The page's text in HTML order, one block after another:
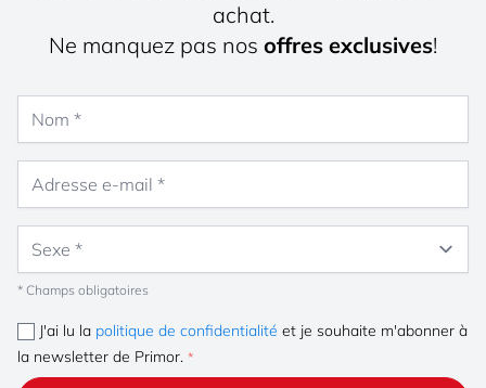
achat.
Ne manquez pas nos offres exclusives!
* Champs obligatoires
J'ai lu la politique de confidentialité et je souhaite m'abonner à
la newsletter de Primor.